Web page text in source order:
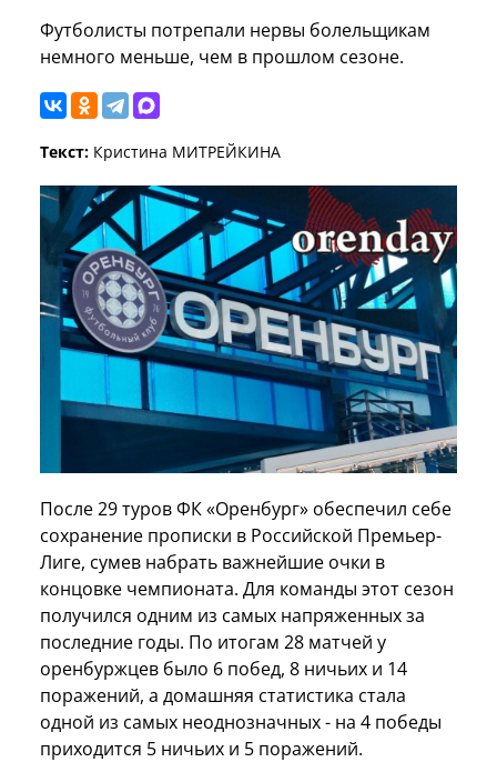
Футболисты потрепали нервы болельщикам
немного меньше, чем в прошлом сезоне.
Текст: Кристина МИТРЕЙКИНА
После 29 туров ФК «Оренбург» обеспечил себе
сохранение прописки в Российской Премьер-
Лиге, сумев набрать важнейшие очки в
концовке чемпионата. Для команды этот сезон
получился одним из самых напряженных за
последние годы. По итогам 28 матчей у
оренбуржцев было 6 побед, 8 ничьих и 14
поражений, а домашняя статистика стала
одной из самых неоднозначных - на 4 победы
приходится 5 ничьих и 5 поражений.